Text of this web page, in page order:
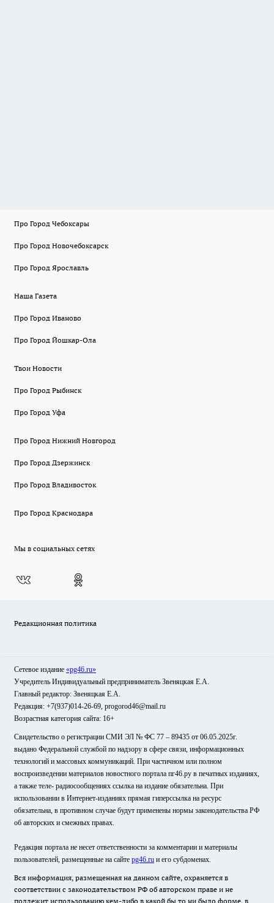
Про Город Чебоксары
Про Город Новочебоксарск
Про Город Ярославль
Наша Газета
Про Город Иваново
Про Город Йошкар-Ола
Твои Новости
Про Город Рыбинск
Про Город Уфа
Про Город Нижний Новгород
Про Город Дзержинск
Про Город Владивосток
Про Город Краснодара
Мы в социальных сетях
Редакционная политика
Сетевое издание «pg46.ru»
Учредитель Индивидуальный предприниматель Звеняцкая Е.А.
Главный редактор: Звеняцкая Е.А.
Редакция: +7(937)014-26-69, progorod46@mail.ru
Возрастная категория сайта: 16+
Свидетельство о регистрации СМИ ЭЛ № ФС 77 – 89435 от 06.05.2025г.
выдано Федеральной службой по надзору в сфере связи, информационных
технологий и массовых коммуникаций. При частичном или полном
воспроизведении материалов новостного портала пг46.ру в печатных изданиях,
а также теле- радиосообщениях ссылка на издание обязательна. При
использовании в Интернет-изданиях прямая гиперссылка на ресурс
обязательна, в противном случае будут применены нормы законодательства РФ
об авторских и смежных правах.
Редакция портала не несет ответственности за комментарии и материалы
пользователей, размещенные на сайте pg46.ru и его субдоменах.
Вся информация, размещенная на данном сайте, охраняется в
соответствии с законодательством РФ об авторском праве и не
подлежит использованию кем-либо в какой бы то ни было форме, в